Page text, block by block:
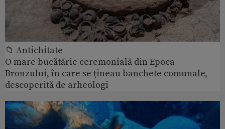
📁 Antichitate
O mare bucătărie ceremonială din Epoca
Bronzului, în care se țineau banchete comunale,
descoperită de arheologi